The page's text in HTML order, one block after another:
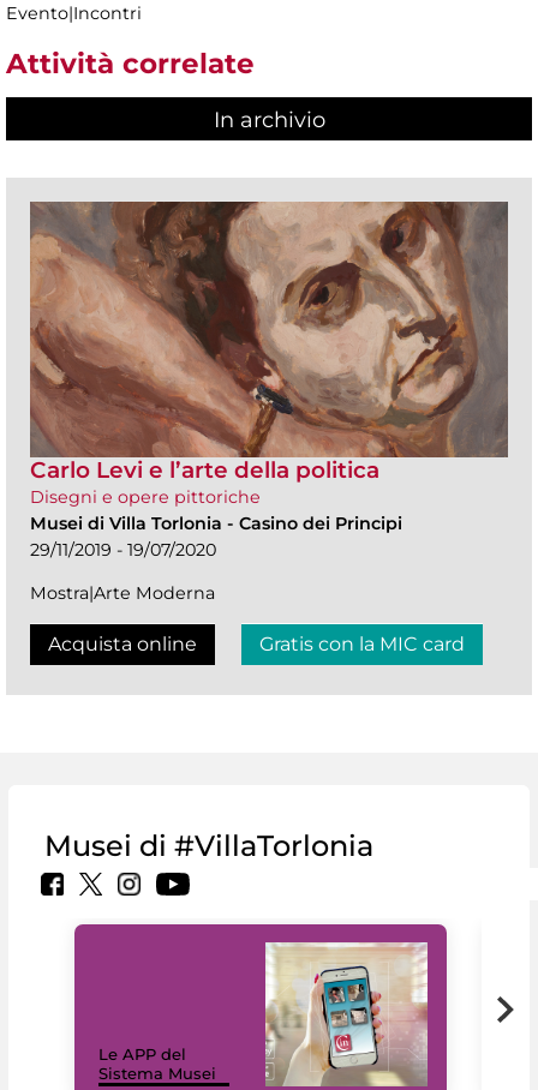
Evento|Incontri
Attività correlate
In archivio
Carlo Levi e l’arte della politica
Disegni e opere pittoriche
Musei di Villa Torlonia - Casino dei Principi
29/11/2019 - 19/07/2020
Mostra|Arte Moderna
Acquista online Gratis con la MIC card
Musei di #VillaTorlonia
Le APP del
Sistema Musei